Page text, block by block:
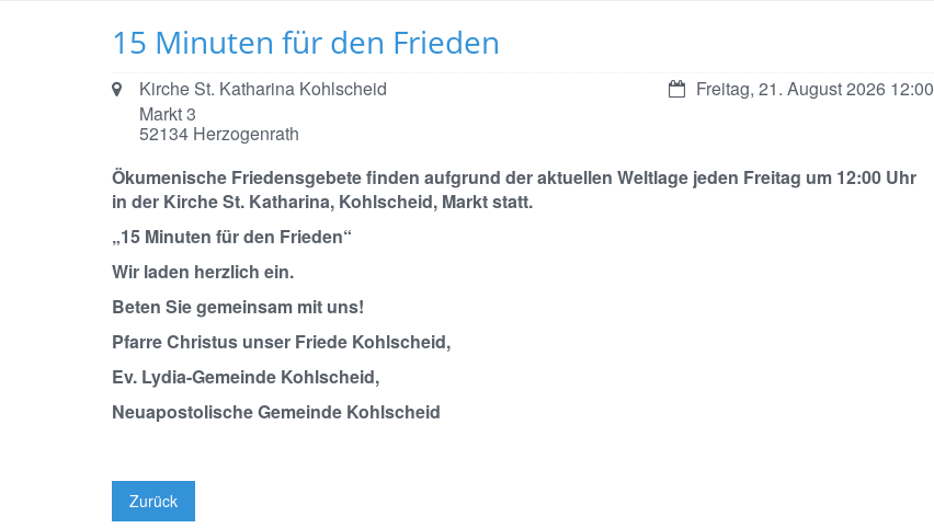
15 Minuten für den Frieden
Datum:Freitag, 21. August 2026 12:00
Ort: Kirche St. Katharina Kohlscheid
Markt 3
52134 Herzogenrath
Ökumenische Friedensgebete finden aufgrund der aktuellen Weltlage jeden Freitag um 12:00 Uhr
in der Kirche St. Katharina, Kohlscheid, Markt statt.
„15 Minuten für den Frieden“
Wir laden herzlich ein.
Beten Sie gemeinsam mit uns!
Pfarre Christus unser Friede Kohlscheid,
Ev. Lydia-Gemeinde Kohlscheid,
Neuapostolische Gemeinde Kohlscheid
Zurück